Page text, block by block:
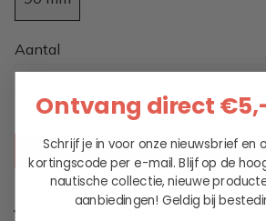
Aantal
IN WINKELWAGEN
Leveren binnen 2 werkdagen
Ontvang direct
Schrijf je in voor onze nieuwsbrief en
kortingscode per e-mail. Blijf op de
nautische collectie, nieuwe
aanbiedingen! Geldig bij